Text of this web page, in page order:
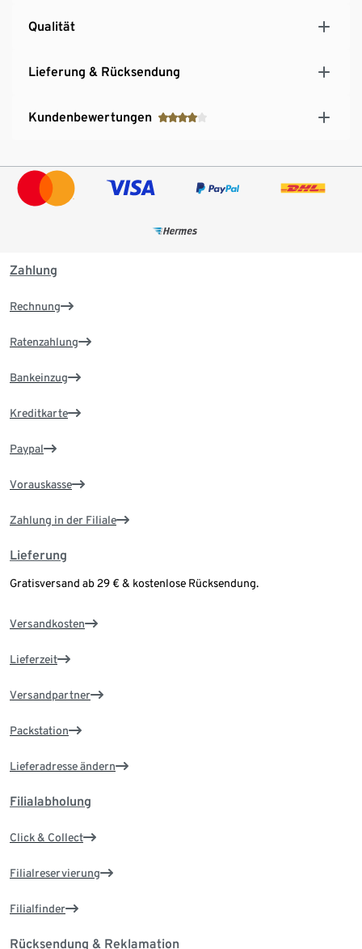
Qualität
Lieferung & Rücksendung
Kundenbewertungen
Zahlung
Rechnung
Ratenzahlung
Bankeinzug
Kreditkarte
Paypal
Vorauskasse
Zahlung in der Filiale
Lieferung
Gratisversand ab 29 € & kostenlose Rücksendung.
Versandkosten
Lieferzeit
Versandpartner
Packstation
Lieferadresse ändern
Filialabholung
Click & Collect
Filialreservierung
Filialfinder
Rücksendung & Reklamation